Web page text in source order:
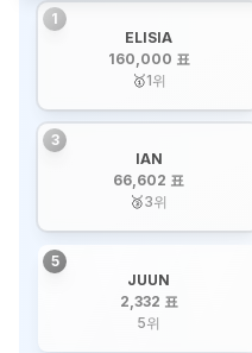
1
ELISIA
160,000 표
🥇1위
3
IAN
66,602 표
🥉3위
5
JUUN
2,332 표
5위